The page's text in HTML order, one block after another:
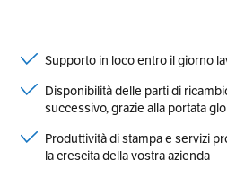
Supporto in loco entro il giorno
Disponibilità delle parti di
successivo, grazie alla portata
Produttività di stampa e servizi
la crescita della vostra azienda